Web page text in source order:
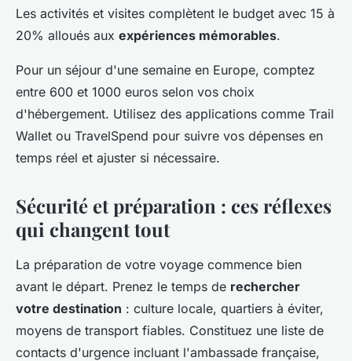
Les activités et visites complètent le budget avec 15 à
20% alloués aux expériences mémorables.
Pour un séjour d'une semaine en Europe, comptez
entre 600 et 1000 euros selon vos choix
d'hébergement. Utilisez des applications comme Trail
Wallet ou TravelSpend pour suivre vos dépenses en
temps réel et ajuster si nécessaire.
Sécurité et préparation : ces réflexes
qui changent tout
La préparation de votre voyage commence bien
avant le départ. Prenez le temps de rechercher
votre destination : culture locale, quartiers à éviter,
moyens de transport fiables. Constituez une liste de
contacts d'urgence incluant l'ambassade française,